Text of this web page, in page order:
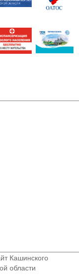
Кашинского
области